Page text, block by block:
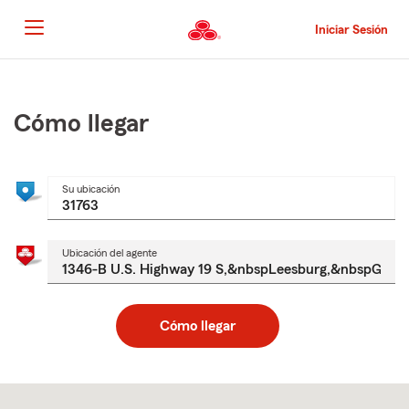
al
contenido
principal
Iniciar Sesión
principal
Cómo llegar
Su ubicación
Ubicación del agente
Cómo llegar
to